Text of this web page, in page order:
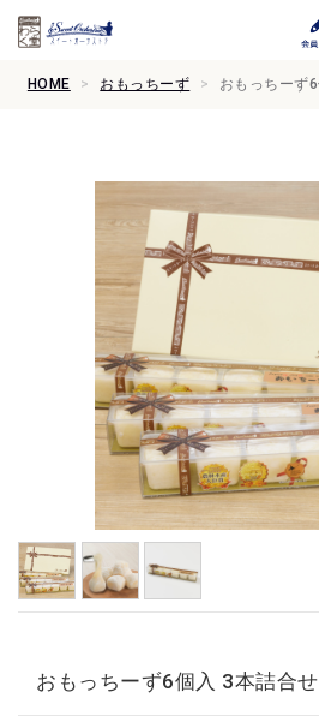
HOME おもっちーず おもっちーず
おもっちーず6個入 3本詰合